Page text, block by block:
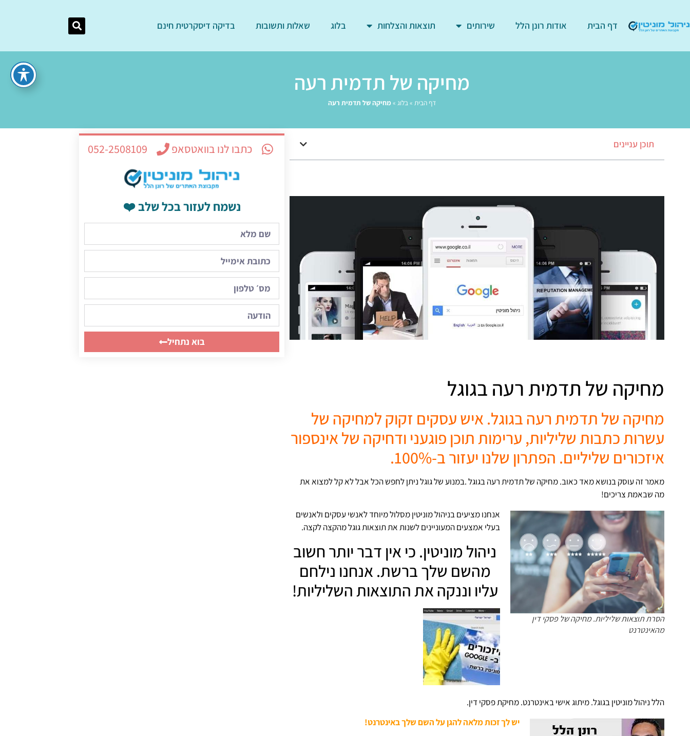
דף הבית אודות רונן הלל שירותים תוצאות והצלחות בלוג שאלות ותשובות בדיקה דיסקרטית חינם
מחיקה של תדמית רעה
דף הבית »בלוג » מחיקה של תדמית רעה
תוכן עניינים
מחיקה של תדמית רעה בגוגל
מחיקה של תדמית רעה בגוגל. איש עסקים זקוק למחיקה של
עשרות כתבות שליליות, ערימות תוכן פוגעני ודחיקה של אינספור
איזכורים שליליים. הפתרון שלנו יעזור ב-100%.
מאמר זה עוסק בנושא מאד כאוב. מחיקה של תדמית רעה בגוגל .במנוע של גוגל ניתן לחפש הכל אבל לא קל למצוא את
מה שבאמת צריכים!
הסרת תוצאות שליליות. מחיקה של פסקי דין
מהאינטרנט
אנחנו מציעים בניהול מוניטין מסלול מיוחד לאנשי עסקים ולאנשים
בעלי אמצעים המעוניינים לשנות את תוצאות גוגל מהקצה לקצה.
ניהול מוניטין. כי אין דבר יותר חשוב
מהשם שלך ברשת. אנחנו נילחם
עליו וננקה את התוצאות השליליות!
הלל ניהול מוניטין בגוגל. מיתוג אישי באינטרנט. מחיקת פסקי דין.
יש לך זכות מלאה להגן על השם שלך באינטרנט!
כתבו לנו בוואטסאפ 052-2508109
נשמח לעזור בכל שלב ❤️
בוא נתחיל